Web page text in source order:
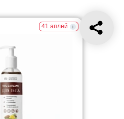
41 аплей